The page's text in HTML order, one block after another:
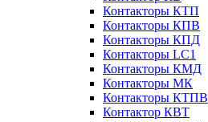
Контакторы КТП
Контакторы КПВ
Контакторы КПД
Контакторы LC1
Контакторы КМД
Контакторы МК
Контакторы КТПВ
Контактор КВТ